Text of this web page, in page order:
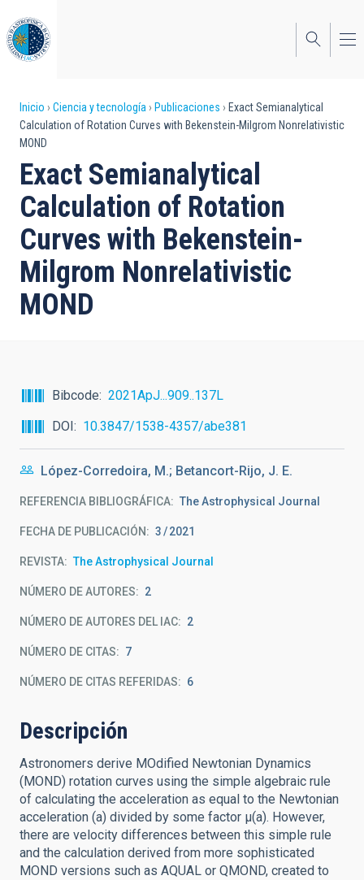
al
contenido
principal
Sobrescribir
enlaces
de
ayuda
a
la
navegación
Inicio Ciencia y tecnología Publicaciones
Exact Semianalytical
Calculation of Rotation Curves with Bekenstein-Milgrom Nonrelativistic
MOND
Exact Semianalytical
Calculation of Rotation
Curves with Bekenstein-
Milgrom Nonrelativistic
MOND
Bibcode
2021ApJ...909..137L
DOI
10.3847/1538-4357/abe381
López-Corredoira, M.; Betancort-Rijo, J. E.
REFERENCIA BIBLIOGRÁFICA The Astrophysical Journal
FECHA DE PUBLICACIÓN: 3 2021
REVISTA The Astrophysical Journal
NÚMERO DE AUTORES 2
NÚMERO DE AUTORES DEL IAC 2
NÚMERO DE CITAS 7
NÚMERO DE CITAS REFERIDAS 6
Descripción
Astronomers derive MOdified Newtonian Dynamics
(MOND) rotation curves using the simple algebraic rule
of calculating the acceleration as equal to the Newtonian
acceleration (a) divided by some factor μ(a). However,
there are velocity differences between this simple rule
and the calculation derived from more sophisticated
MOND versions such as AQUAL or QMOND, created to